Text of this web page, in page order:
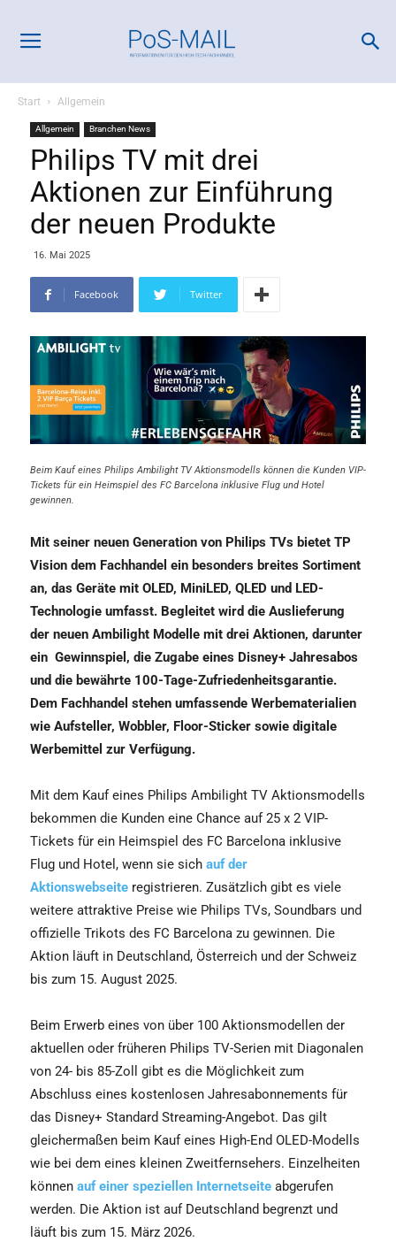
Start Allgemein
Allgemein Branchen News
Philips TV mit drei
Aktionen zur Einführung
der neuen Produkte
16. Mai 2025
Facebook Twitter
Beim Kauf eines Philips Ambilight TV Aktionsmodells können die Kunden VIP-
Tickets für ein Heimspiel des FC Barcelona inklusive Flug und Hotel
gewinnen.
Mit seiner neuen Generation von Philips TVs bietet TP
Vision dem Fachhandel ein besonders breites Sortiment
an, das Geräte mit OLED, MiniLED, QLED und LED-
Technologie umfasst. Begleitet wird die Auslieferung
der neuen Ambilight Modelle mit drei Aktionen, darunter
ein Gewinnspiel, die Zugabe eines Disney+ Jahresabos
und die bewährte 100-Tage-Zufriedenheitsgarantie.
Dem Fachhandel stehen umfassende Werbematerialien
wie Aufsteller, Wobbler, Floor-Sticker sowie digitale
Werbemittel zur Verfügung.
Mit dem Kauf eines Philips Ambilight TV Aktionsmodells
bekommen die Kunden eine Chance auf 25 x 2 VIP-
Tickets für ein Heimspiel des FC Barcelona inklusive
Flug und Hotel, wenn sie sich auf der
Aktionswebseite registrieren. Zusätzlich gibt es viele
weitere attraktive Preise wie Philips TVs, Soundbars und
offizielle Trikots des FC Barcelona zu gewinnen. Die
Aktion läuft in Deutschland, Österreich und der Schweiz
bis zum 15. August 2025.
Beim Erwerb eines von über 100 Aktionsmodellen der
aktuellen oder früheren Philips TV-Serien mit Diagonalen
von 24- bis 85-Zoll gibt es die Möglichkeit zum
Abschluss eines kostenlosen Jahresabonnements für
das Disney+ Standard Streaming-Angebot. Das gilt
gleichermaßen beim Kauf eines High-End OLED-Modells
wie bei dem eines kleinen Zweitfernsehers. Einzelheiten
können auf einer speziellen Internetseite abgerufen
werden. Die Aktion ist auf Deutschland begrenzt und
läuft bis zum 15. März 2026.